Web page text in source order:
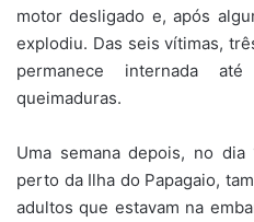
motor desligado e, após
explodiu. Das seis vítimas,
permanece internada
queimaduras.
Uma semana depois, no
perto da Ilha do Papagaio,
adultos que estavam na